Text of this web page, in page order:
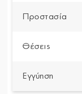
Προστασία
Θέσεις
Εγγύηση